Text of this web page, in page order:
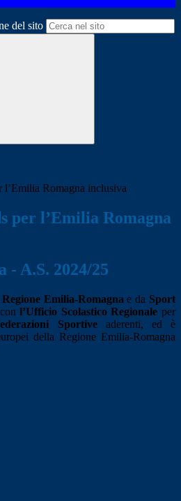
del sito
Romagna inclusiva
per l’Emilia Romagna
A.S. 2024/25
Regione Emilia-Romagna e da Sport
conl’Ufficio Scolastico Regionale per
Sportiveaderenti, ed è
della Regione Emilia-Romagna